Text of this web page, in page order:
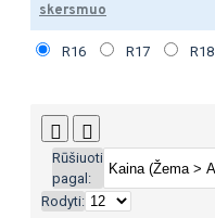
skersmuo
R16 R17 R18
Rūšiuoti
pagal:
Rodyti: